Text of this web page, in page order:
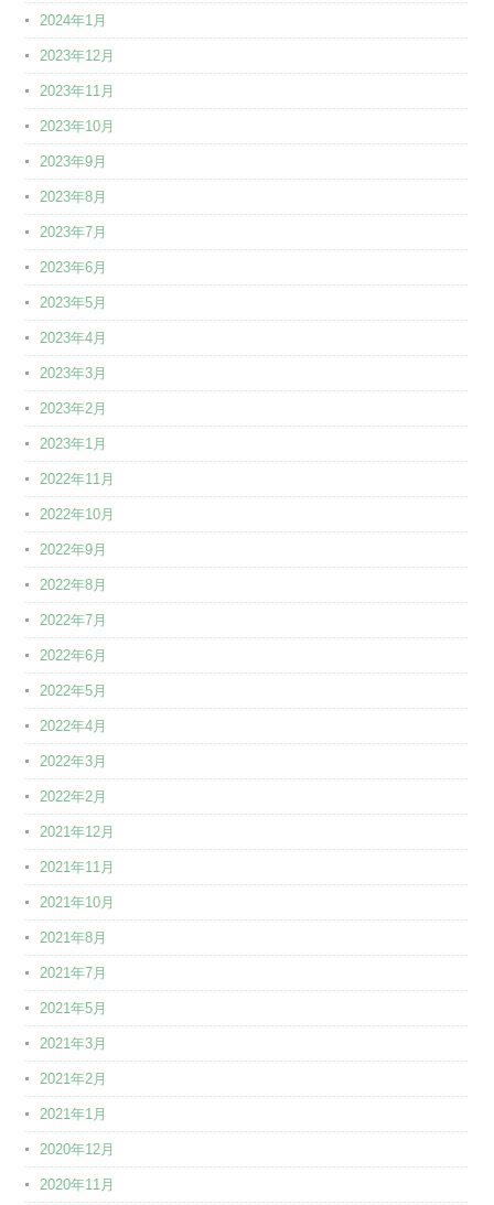
2024年1月
2023年12月
2023年11月
2023年10月
2023年9月
2023年8月
2023年7月
2023年6月
2023年5月
2023年4月
2023年3月
2023年2月
2023年1月
2022年11月
2022年10月
2022年9月
2022年8月
2022年7月
2022年6月
2022年5月
2022年4月
2022年3月
2022年2月
2021年12月
2021年11月
2021年10月
2021年8月
2021年7月
2021年5月
2021年3月
2021年2月
2021年1月
2020年12月
2020年11月